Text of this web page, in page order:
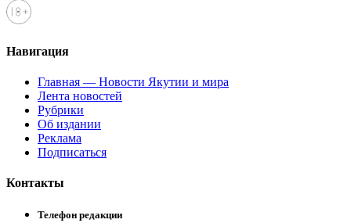
Навигация
Главная — Новости Якутии и мира
Лента новостей
Рубрики
Об издании
Реклама
Подписаться
Контакты
Телефон редакции